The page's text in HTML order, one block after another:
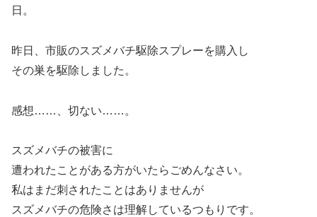
日。
昨日、市販のスズメバチ駆除スプレーを購入し
その巣を駆除しました。
感想……、切ない……。
スズメバチの被害に
遭われたことがある方がいたらごめんなさい。
私はまだ刺されたことはありませんが
スズメバチの危険さは理解しているつもりです。